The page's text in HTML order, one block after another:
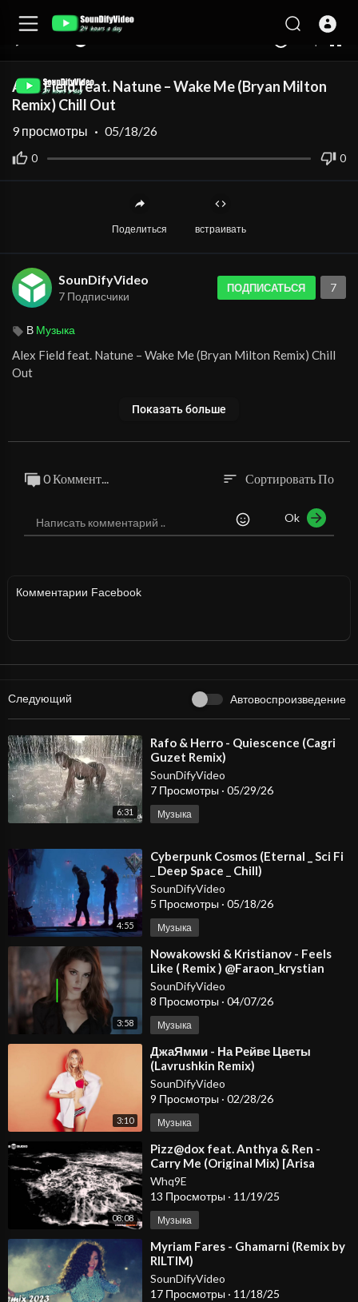
Alex Field feat. Natune – Wake Me (Bryan Milton
Remix) Chill Out
0 0
9просмотры · 05/18/26
Поделиться встраивать
SounDifyVideo
7 Подписчики
ПОДПИСАТЬСЯ 7
В Музыка
⁣Alex Field feat. Natune – Wake Me (Bryan Milton Remix) Chill
Out
Показать больше
0 Коммент... sort Сортировать По
Ok
Комментарии Facebook
Следующий Автовоспроизведение
6:31
⁣Rafo & Herro - Quiescence (Cagri
Guzet Remix)
SounDifyVideo
7 Просмотры · 05/29/26
Музыка
4:55
⁣Cyberpunk Cosmos (Eternal _ Sci Fi
_ Deep Space _ Chill)
SounDifyVideo
5 Просмотры · 05/18/26
Музыка
3:58
⁣Nowakowski & Kristianov - Feels
Like ( Remix ) @Faraon_krystian
@KristianovOfficial
SounDifyVideo
8 Просмотры · 04/07/26
Музыка
3:10
⁣ДжаЯмми - На Рейве Цветы
(Lavrushkin Remix)
SounDifyVideo
9 Просмотры · 02/28/26
Музыка
08:08
⁣Pizz@dox feat. Anthya & Ren -
Carry Me (Original Mix) [Arisa
Audio]
Whq9E
13 Просмотры · 11/19/25
Музыка
⁣Myriam Fares - Ghamarni (Remix by
RILTIM)
SounDifyVideo
17 Просмотры · 11/18/25